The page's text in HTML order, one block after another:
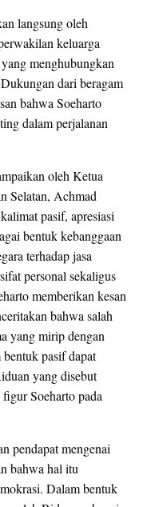
langsung oleh
keluarga
menghubungkan
dari beragam
bahwa Soeharto
dalam perjalanan
oleh Ketua
Selatan, Achmad
pasif, apresiasi
bentuk kebanggaan
terhadap jasa
personal sekaligus
memberikan kesan
bahwa salah
yang mirip dengan
bentuk pasif dapat
yang disebut
Soeharto pada
pendapat mengenai
bahwa hal itu
Dalam bentuk